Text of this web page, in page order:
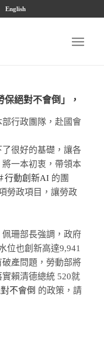
English
保絕對不會倒」，
部行政團隊，赴國會
很好的基礎，讓各
一本初衷，帶領本
行動創新AI的團
勞政項目，讓勞政
珊部長強調，政府
位也創新高達9,941
產問題，勞動部將
賴清德總統 520就
不會倒 的政策，請